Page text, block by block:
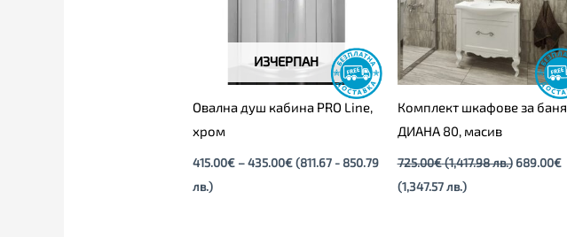
ИЗЧЕРПАН
Овална душ кабина PRO Line,
хром
415.00€ –435.00€(811.67 - 850.79
лв.)
Комплект шкафове за баня
ДИАНА 80, масив
725.00€(1,417.98 лв.) 689.00€
(1,347.57 лв.)